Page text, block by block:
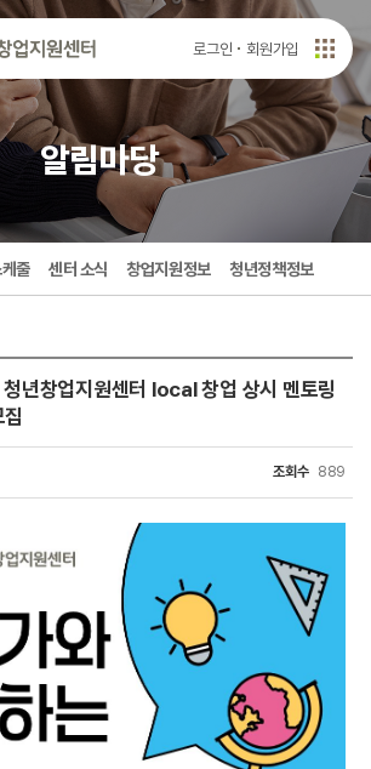
로그인 회원가입
알림마당
줄 센터 소식 창업지원정보 청년정책정보
년창업지원센터 local 창업 상시 멘토링
조회수 889